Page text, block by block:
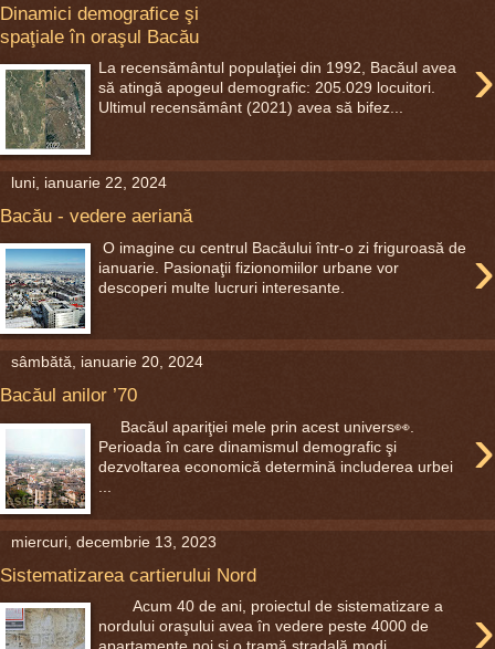
Dinamici demografice şi
spaţiale în oraşul Bacău
›
La recensământul populaţiei din 1992, Bacăul avea
să atingă apogeul demografic: 205.029 locuitori.
Ultimul recensământ (2021) avea să bifez...
luni, ianuarie 22, 2024
Bacău - vedere aeriană
›
O imagine cu centrul Bacăului într-o zi friguroasă de
ianuarie. Pasionaţii fizionomiilor urbane vor
descoperi multe lucruri interesante.
sâmbătă, ianuarie 20, 2024
Bacăul anilor ’70
›
Bacăul apariţiei mele prin acest univers👀.
Perioada în care dinamismul demografic şi
dezvoltarea economică determină includerea urbei
miercuri, decembrie 13, 2023
Sistematizarea cartierului Nord
›
Acum 40 de ani, proiectul de sistematizare a
nordului oraşului avea în vedere peste 4000 de